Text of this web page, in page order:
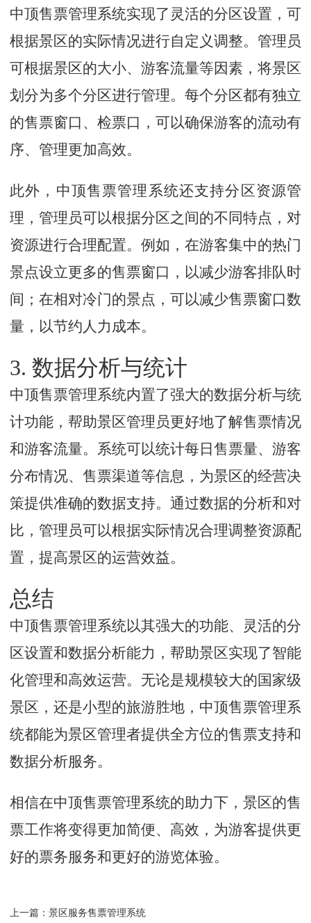
中顶售票管理系统实现了灵活的分区设置，可
根据景区的实际情况进行自定义调整。管理员
可根据景区的大小、游客流量等因素，将景区
划分为多个分区进行管理。每个分区都有独立
的售票窗口、检票口，可以确保游客的流动有
序、管理更加高效。
此外，中顶售票管理系统还支持分区资源管
理，管理员可以根据分区之间的不同特点，对
资源进行合理配置。例如，在游客集中的热门
景点设立更多的售票窗口，以减少游客排队时
间；在相对冷门的景点，可以减少售票窗口数
量，以节约人力成本。
3. 数据分析与统计
中顶售票管理系统内置了强大的数据分析与统
计功能，帮助景区管理员更好地了解售票情况
和游客流量。系统可以统计每日售票量、游客
分布情况、售票渠道等信息，为景区的经营决
策提供准确的数据支持。通过数据的分析和对
比，管理员可以根据实际情况合理调整资源配
置，提高景区的运营效益。
总结
中顶售票管理系统以其强大的功能、灵活的分
区设置和数据分析能力，帮助景区实现了智能
化管理和高效运营。无论是规模较大的国家级
景区，还是小型的旅游胜地，中顶售票管理系
统都能为景区管理者提供全方位的售票支持和
数据分析服务。
相信在中顶售票管理系统的助力下，景区的售
票工作将变得更加简便、高效，为游客提供更
好的票务服务和更好的游览体验。
上一篇： 景区服务售票管理系统